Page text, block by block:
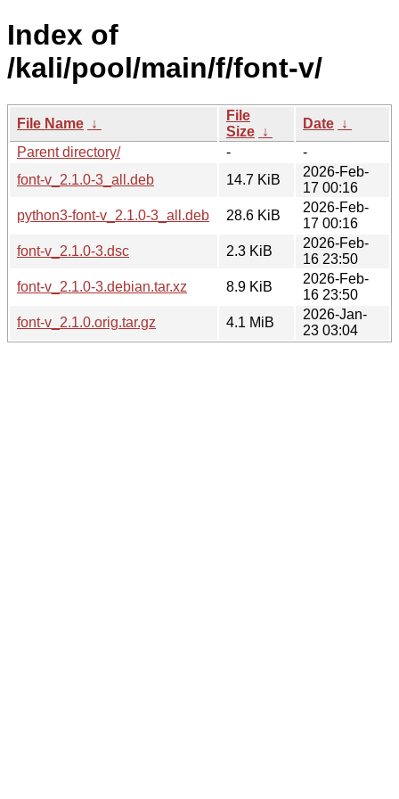
Index of
/kali/pool/main/f/font-v/
File Name ↓
File
Size ↓
Date ↓
Parent directory/
-
-
font-v_2.1.0-3_all.deb
14.7 KiB
2026-Feb-
17 00:16
python3-font-v_2.1.0-3_all.deb
28.6 KiB
2026-Feb-
17 00:16
font-v_2.1.0-3.dsc
2.3 KiB
2026-Feb-
16 23:50
font-v_2.1.0-3.debian.tar.xz
8.9 KiB
2026-Feb-
16 23:50
font-v_2.1.0.orig.tar.gz
4.1 MiB
2026-Jan-
23 03:04